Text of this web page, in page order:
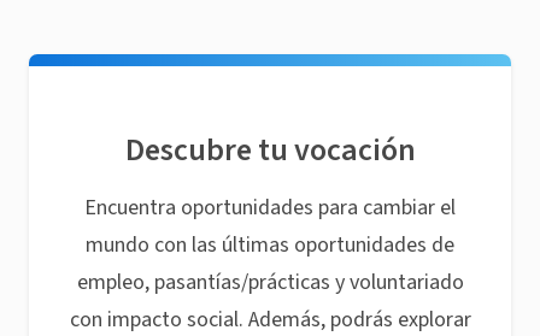
Descubre tu vocación
Encuentra oportunidades para cambiar el
mundo con las últimas oportunidades de
empleo, pasantías/prácticas y voluntariado
con impacto social. Además, podrás explorar